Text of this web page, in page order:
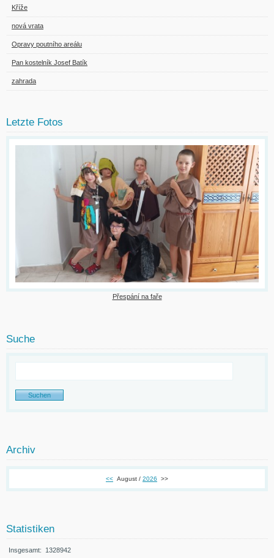
Kříže
nová vrata
Opravy poutního areálu
Pan kostelník Josef Batík
zahrada
Letzte Fotos
Přespání na faře
Suche
Archiv
<< August / 2026 >>
Statistiken
Insgesamt: 1328942